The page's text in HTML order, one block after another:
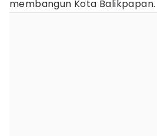
membangun Kota Balikpapan.